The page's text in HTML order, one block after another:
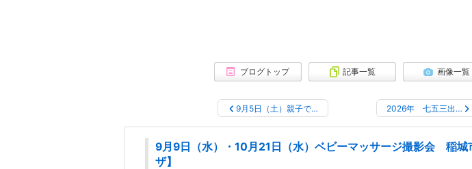
ブログトップ 記事一覧 画像一覧
9月5日（土）親子で… 2026年 七五三出…
9月9日（水）・10月21日（水）ベビーマッサージ撮影会 稲城
ザ】